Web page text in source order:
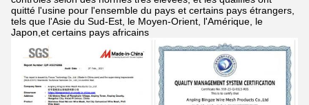
quitté l'usine pour l'ensemble du pays et certains pays étrangers,
tels que l'Asie du Sud-Est, le Moyen-Orient, l'Amérique, le
Japon,et certains pays africains